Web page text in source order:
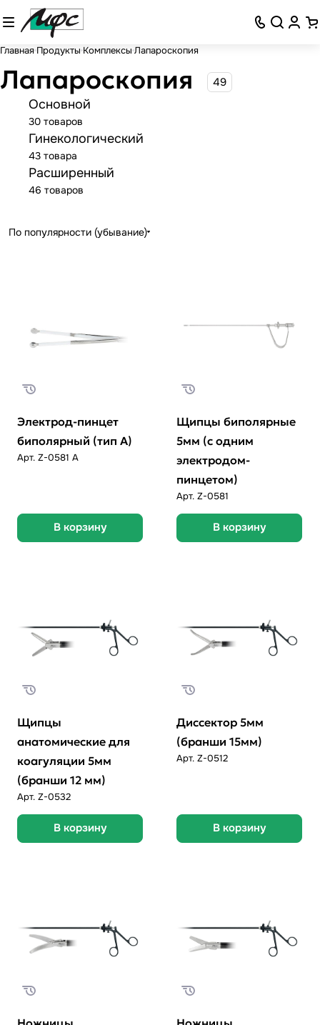
Главная Продукты Комплексы Лапароскопия
Лапароскопия 49
Основной
30 товаров
Гинекологический
43 товара
Расширенный
46 товаров
По популярности (убывание)
Электрод-пинцет
биполярный (тип А)
Арт. Z-0581 A
В корзину
Щипцы биполярные
5мм (с одним
электродом-
пинцетом)
Арт. Z-0581
В корзину
Щипцы
анатомические для
коагуляции 5мм
(бранши 12 мм)
Арт. Z-0532
В корзину
Диссектор 5мм
(бранши 15мм)
Арт. Z-0512
В корзину